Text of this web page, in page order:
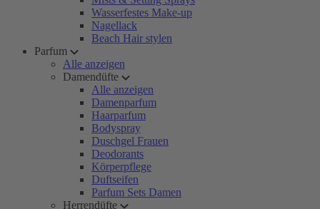
Wasserfestes Make-up
Nagellack
Beach Hair stylen
Parfum
Alle anzeigen
Damendüfte
Alle anzeigen
Damenparfum
Haarparfum
Bodyspray
Duschgel Frauen
Deodorants
Körperpflege
Duftseifen
Parfum Sets Damen
Herrendüfte